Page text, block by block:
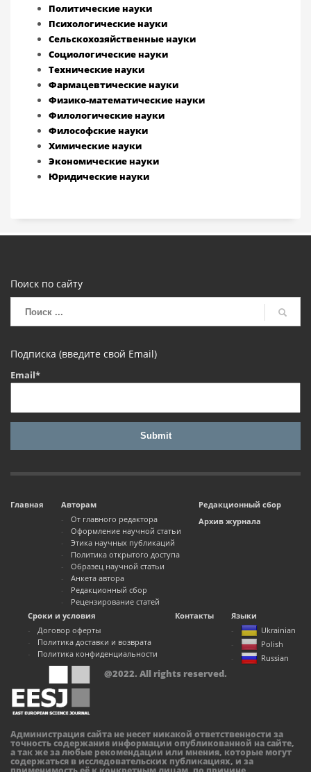
Политические науки
Психологические науки
Сельскохозяйственные науки
Социологические науки
Технические науки
Фармацевтические науки
Физико-математические науки
Филологические науки
Философские науки
Химические науки
Экономические науки
Юридические науки
Поиск по сайту
Подписка (введите свой Email)
Email*
Главная
Авторам
От главного редактора
Оформление научной статьи
Этика научных публикаций
Политика открытого доступа
Образец научной статьи
Анкета автора
Редакционный сбор
Рецензирование статей
Редакционный сбор
Архив журнала
Сроки и условия
Договор оферты
Политика доставки и возврата
Политика конфиденциальности
Контакты
Языки
Ukrainian
Polish
Russian
@2022. All rights reserved.
Администрация сайта не несет никакой ответственности за
точность содержания информации опубликованной на сайте,
а так же за любые рекомендации или мнения, которые могут
содержаться в исследовательских публикациях, и за